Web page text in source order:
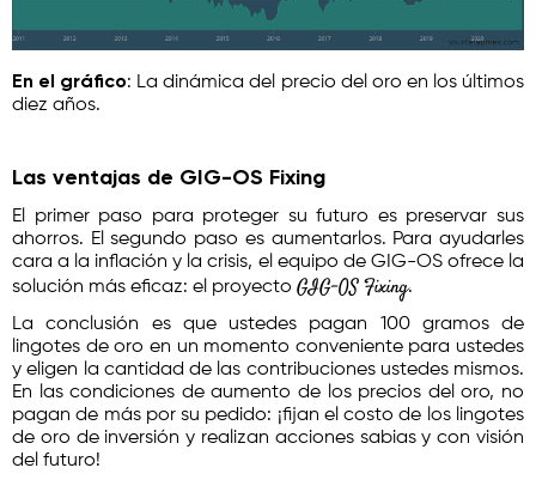
En el gráfico: La dinámica del precio del oro en los últimos
diez años.
Las ventajas de GIG-OS Fixing
El primer paso para proteger su futuro es preservar sus
ahorros. El segundo paso es aumentarlos. Para ayudarles
cara a la inflación y la crisis, el equipo de GIG-OS ofrece la
solución más eficaz: el proyecto GIG-OS Fixing.
La conclusión es que ustedes pagan 100 gramos de
lingotes de oro en un momento conveniente para ustedes
y eligen la cantidad de las contribuciones ustedes mismos.
En las condiciones de aumento de los precios del oro, no
pagan de más por su pedido: ¡fijan el costo de los lingotes
de oro de inversión y realizan acciones sabias y con visión
del futuro!